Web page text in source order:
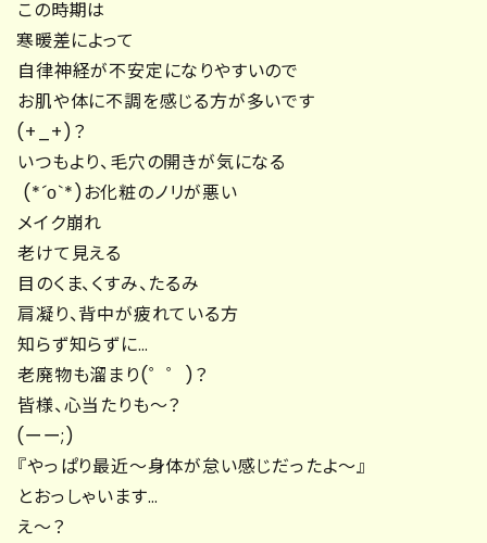
この時期は
寒暖差によって
自律神経が不安定になりやすいので
お肌や体に不調を感じる方が多いです
(+_+)？
いつもより、毛穴の開きが気になる
(*´ο`*)お化粧のノリが悪い
メイク崩れ
老けて見える
目のくま、くすみ、たるみ
肩凝り、背中が疲れている方
知らず知らずに…
老廃物も溜まり(゜゜)？
皆様、心当たりも～？
(ーー;)
『やっぱり最近～身体が怠い感じだったよ～』
とおっしゃいます…
え～？